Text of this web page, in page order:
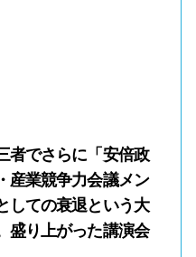
者でさらに「安倍政
産業競争力会議メン
しての衰退という大
盛り上がった講演会